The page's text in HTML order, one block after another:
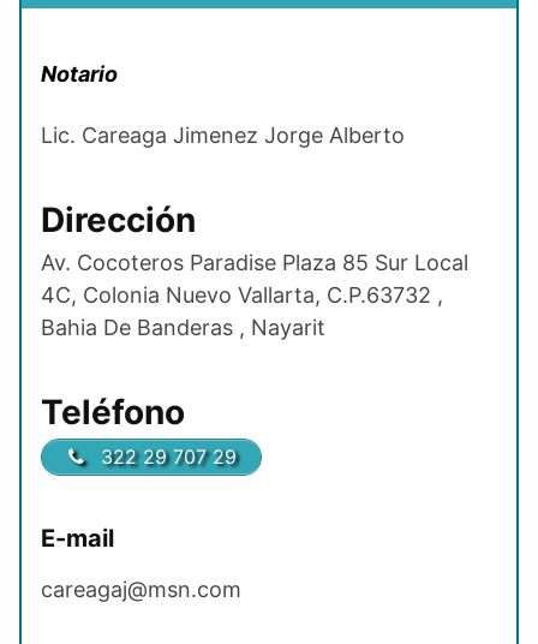
Notario
Lic. Careaga Jimenez Jorge Alberto
Dirección
Av. Cocoteros Paradise Plaza 85 Sur Local
4C, Colonia Nuevo Vallarta, C.P.63732 ,
Bahia De Banderas , Nayarit
Teléfono
322 29 707 29
E-mail
careagaj@msn.com